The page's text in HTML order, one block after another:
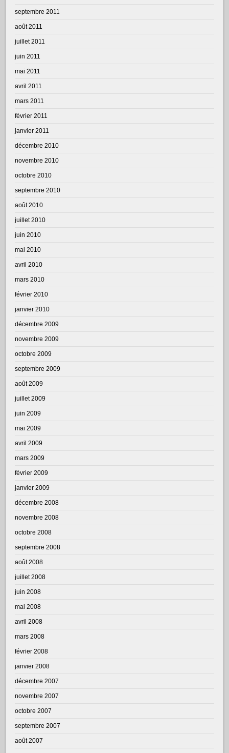
septembre 2011
août 2011
juillet 2011
juin 2011
mai 2011
avril 2011
mars 2011
février 2011
janvier 2011
décembre 2010
novembre 2010
octobre 2010
septembre 2010
août 2010
juillet 2010
juin 2010
mai 2010
avril 2010
mars 2010
février 2010
janvier 2010
décembre 2009
novembre 2009
octobre 2009
septembre 2009
août 2009
juillet 2009
juin 2009
mai 2009
avril 2009
mars 2009
février 2009
janvier 2009
décembre 2008
novembre 2008
octobre 2008
septembre 2008
août 2008
juillet 2008
juin 2008
mai 2008
avril 2008
mars 2008
février 2008
janvier 2008
décembre 2007
novembre 2007
octobre 2007
septembre 2007
août 2007